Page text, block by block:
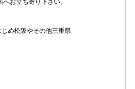
お立ち寄り下さい。
め松阪やその他三重県